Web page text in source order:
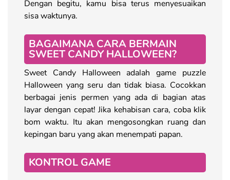
Dengan begitu, kamu bisa terus menyesuaikan
sisa waktunya.
BAGAIMANA CARA BERMAIN
SWEET CANDY HALLOWEEN?
Sweet Candy Halloween adalah game puzzle
Halloween yang seru dan tidak biasa. Cocokkan
berbagai jenis permen yang ada di bagian atas
layar dengan cepat! Jika kehabisan cara, coba klik
bom waktu. Itu akan mengosongkan ruang dan
kepingan baru yang akan menempati papan.
KONTROL GAME